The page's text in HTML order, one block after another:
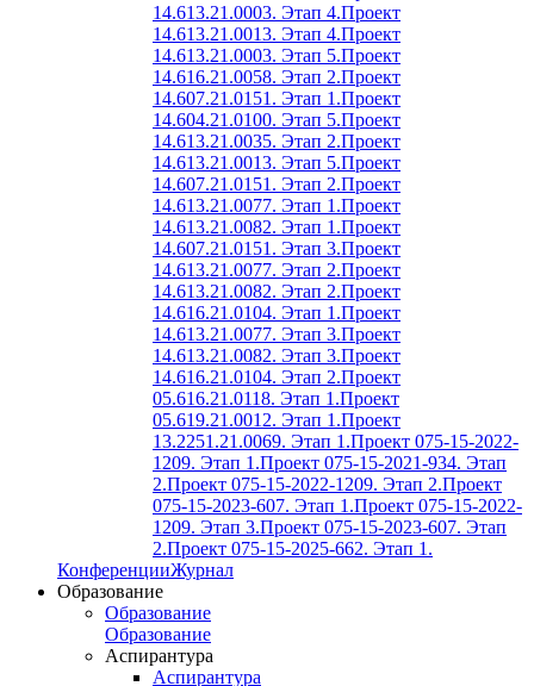
14.613.21.0003. Этап 4.Проект
14.613.21.0013. Этап 4.Проект
14.613.21.0003. Этап 5.Проект
14.616.21.0058. Этап 2.Проект
14.607.21.0151. Этап 1.Проект
14.604.21.0100. Этап 5.Проект
14.613.21.0035. Этап 2.Проект
14.613.21.0013. Этап 5.Проект
14.607.21.0151. Этап 2.Проект
14.613.21.0077. Этап 1.Проект
14.613.21.0082. Этап 1.Проект
14.607.21.0151. Этап 3.Проект
14.613.21.0077. Этап 2.Проект
14.613.21.0082. Этап 2.Проект
14.616.21.0104. Этап 1.Проект
14.613.21.0077. Этап 3.Проект
14.613.21.0082. Этап 3.Проект
14.616.21.0104. Этап 2.Проект
05.616.21.0118. Этап 1.Проект
05.619.21.0012. Этап 1.Проект
13.2251.21.0069. Этап 1.Проект 075-15-2022-
1209. Этап 1.Проект 075-15-2021-934. Этап
2.Проект 075-15-2022-1209. Этап 2.Проект
075-15-2023-607. Этап 1.Проект 075-15-2022-
1209. Этап 3.Проект 075-15-2023-607. Этап
2.Проект 075-15-2025-662. Этап 1.
КонференцииЖурнал
Образование
Образование
Образование
Аспирантура
Аспирантура